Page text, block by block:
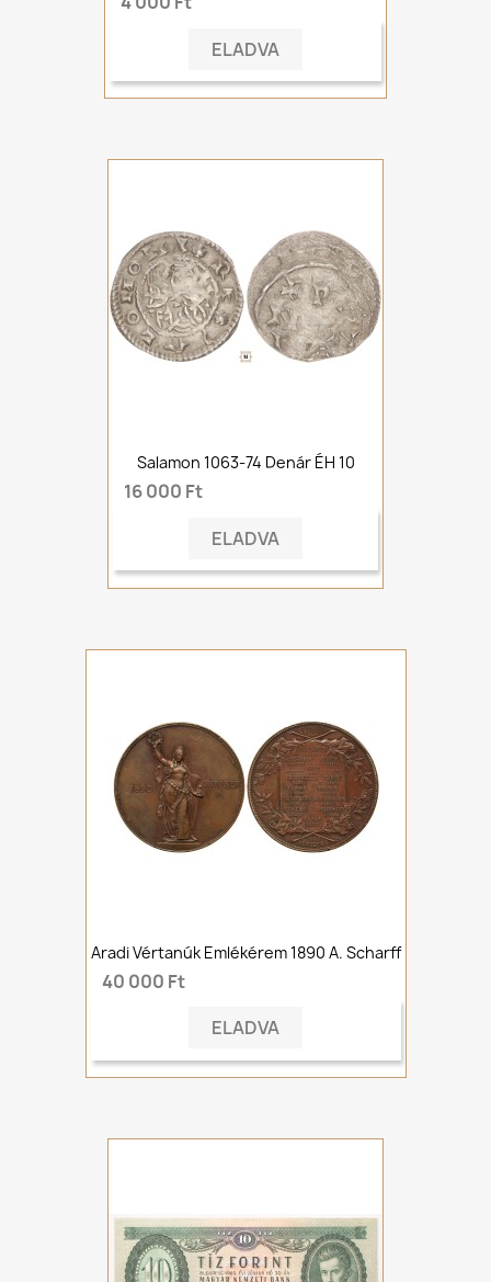
ELADVA
Salamon 1063-74 Denár ÉH 10
16 000 Ft
ELADVA
Aradi Vértanúk Emlékérem 1890 A. Scharff
40 000 Ft
ELADVA